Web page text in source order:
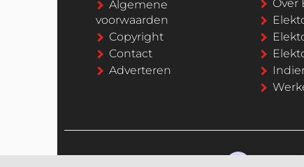
Algemene
voorwaarden
Copyright
Contact
Adverteren
Over